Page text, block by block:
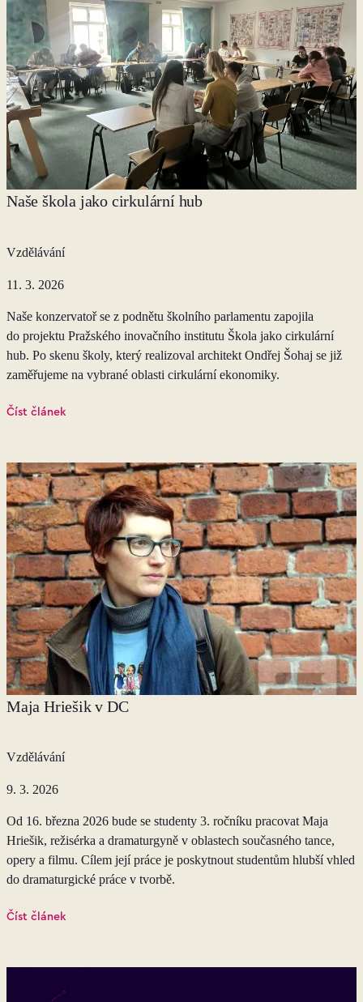
Naše škola jako cirkulární hub
Vzdělávání
11. 3. 2026
Naše konzervatoř se z podnětu školního parlamentu zapojila
do projektu Pražského inovačního institutu Škola jako cirkulární
hub. Po skenu školy, který realizoval architekt Ondřej Šohaj se již
zaměřujeme na vybrané oblasti cirkulární ekonomiky.
Číst článek
Maja Hriešik v DC
Vzdělávání
9. 3. 2026
Od 16. března 2026 bude se studenty 3. ročníku pracovat Maja
Hriešik, režisérka a dramaturgyně v oblastech současného tance,
opery a filmu. Cílem její práce je poskytnout studentům hlubší vhled
do dramaturgické práce v tvorbě.
Číst článek